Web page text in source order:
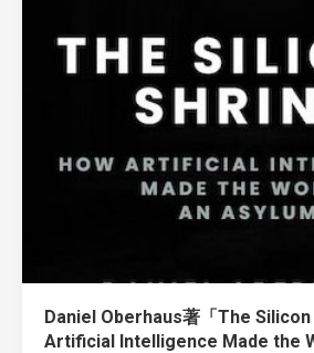
Daniel Oberhaus著「The
Artificial Intelligence Made the